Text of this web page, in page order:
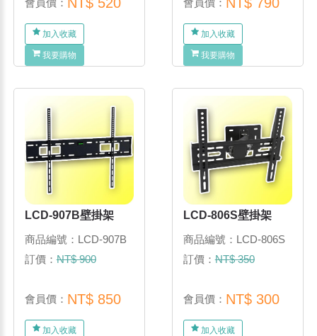
加入收藏
我要購物
加入收藏
我要購物
LCD-907B壁掛架
商品編號：LCD-907B
訂價：NT$ 900
會員價： NT$ 850
加入收藏
LCD-806S壁掛架
商品編號：LCD-806S
訂價：NT$ 350
會員價： NT$ 300
加入收藏